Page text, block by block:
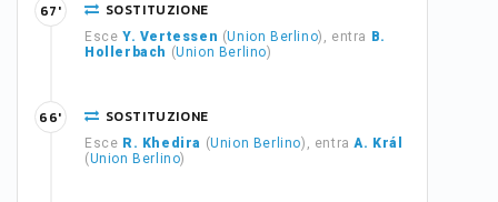
SOSTITUZIONE
Esce Y. Vertessen (Union Berlino), entra
B.
Hollerbach (Union Berlino)
67'
SOSTITUZIONE
Esce R. Khedira (Union Berlino), entraA. Král
(Union Berlino)
66'